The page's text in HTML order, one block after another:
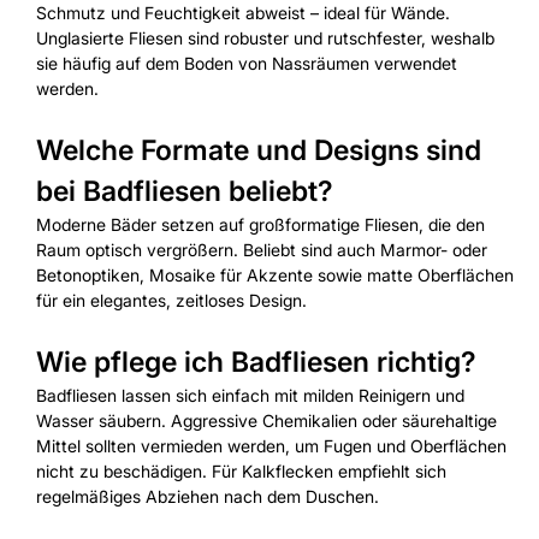
Schmutz und Feuchtigkeit abweist – ideal für Wände.
Unglasierte Fliesen sind robuster und rutschfester, weshalb
sie häufig auf dem Boden von Nassräumen verwendet
werden.
Welche Formate und Designs sind
bei Badfliesen beliebt?
Moderne Bäder setzen auf großformatige Fliesen, die den
Raum optisch vergrößern. Beliebt sind auch Marmor- oder
Betonoptiken, Mosaike für Akzente sowie matte Oberflächen
für ein elegantes, zeitloses Design.
Wie pflege ich Badfliesen richtig?
Badfliesen lassen sich einfach mit milden Reinigern und
Wasser säubern. Aggressive Chemikalien oder säurehaltige
Mittel sollten vermieden werden, um Fugen und Oberflächen
nicht zu beschädigen. Für Kalkflecken empfiehlt sich
regelmäßiges Abziehen nach dem Duschen.